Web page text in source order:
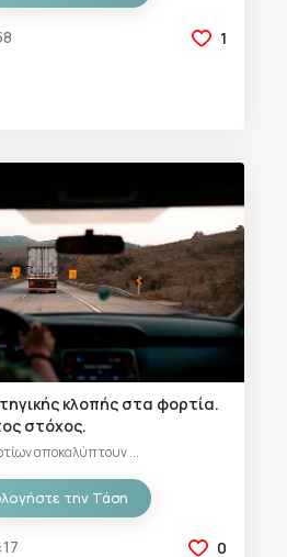
1
κλοπής στα φορτία.
στόχος.
αποκαλύπτουν ...
την Τάση
0